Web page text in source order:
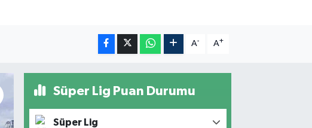
A- A+
Süper Lig Puan Durumu
Süper Lig